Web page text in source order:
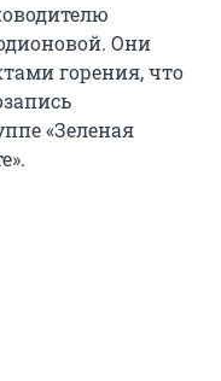
Они
горения, что
«Зеленая